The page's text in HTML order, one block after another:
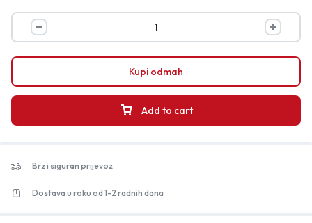
Add to cart
Kupi odmah
Brz i siguran prijevoz
Dostava u roku od 1-2 radnih dana